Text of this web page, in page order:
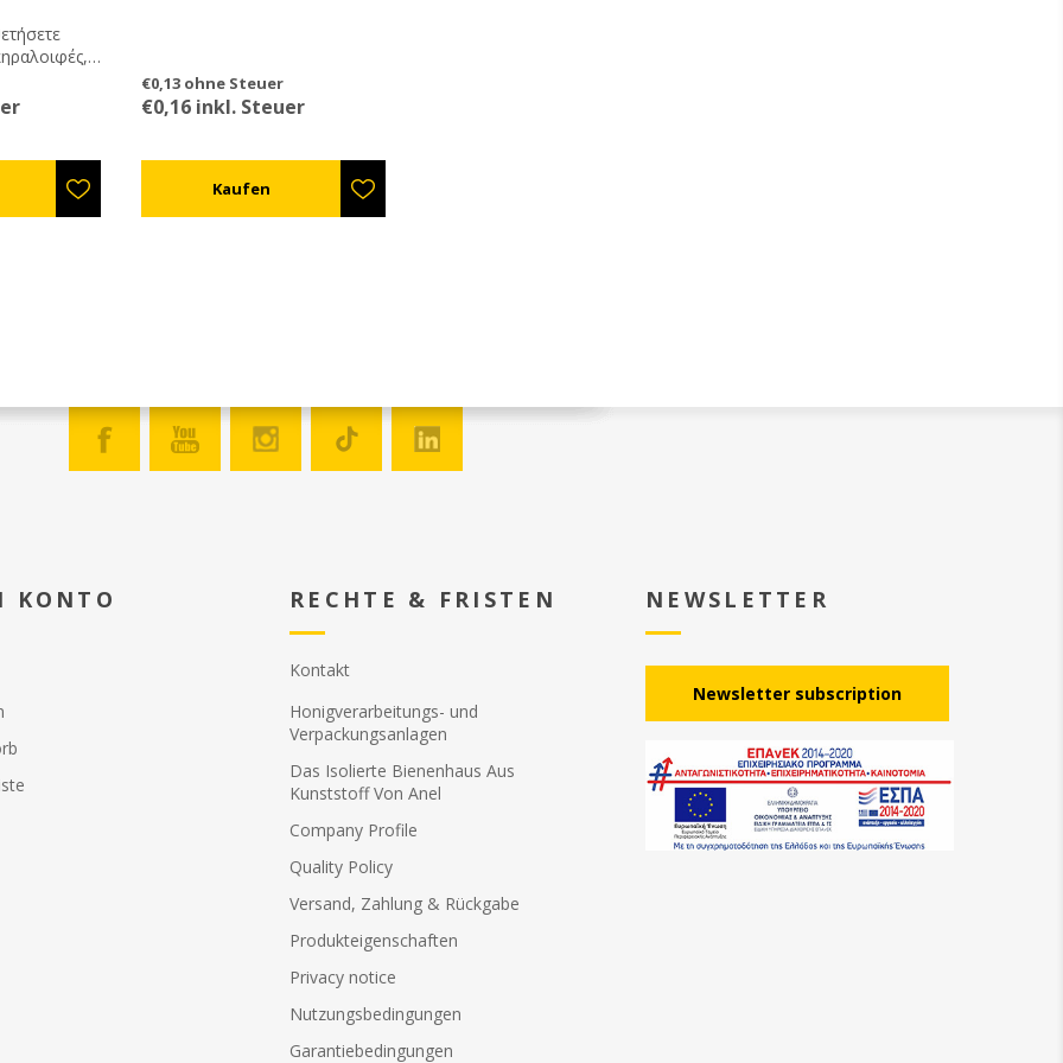
για
εσείς
€0,13 ohne Steuer
€0,16 inkl. Steuer
KONTO RECHTE & FRISTEN
Kontakt
Honigverarbeitungs- und
Verpackungsanlagen
Das Isolierte Bienenhaus Aus
Kunststoff Von Anel
Company Profile
Quality Policy
Versand, Zahlung & Rückgabe
Produkteigenschaften
Privacy notice
Nutzungsbedingungen
Garantiebedingungen
NEWSLETTER
Νewsletter subscription